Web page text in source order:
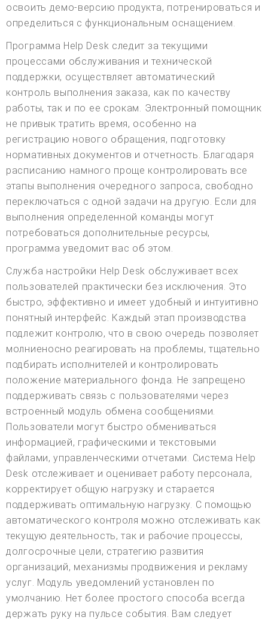
освоить демо-версию продукта, потренироваться и
определиться с функциональным оснащением.
Программа Help Desk следит за текущими
процессами обслуживания и технической
поддержки, осуществляет автоматический
контроль выполнения заказа, как по качеству
работы, так и по ее срокам. Электронный помощник
не привык тратить время, особенно на
регистрацию нового обращения, подготовку
нормативных документов и отчетность. Благодаря
расписанию намного проще контролировать все
этапы выполнения очередного запроса, свободно
переключаться с одной задачи на другую. Если для
выполнения определенной команды могут
потребоваться дополнительные ресурсы,
программа уведомит вас об этом.
Служба настройки Help Desk обслуживает всех
пользователей практически без исключения. Это
быстро, эффективно и имеет удобный и интуитивно
понятный интерфейс. Каждый этап производства
подлежит контролю, что в свою очередь позволяет
молниеносно реагировать на проблемы, тщательно
подбирать исполнителей и контролировать
положение материального фонда. Не запрещено
поддерживать связь с пользователями через
встроенный модуль обмена сообщениями.
Пользователи могут быстро обмениваться
информацией, графическими и текстовыми
файлами, управленческими отчетами. Система Help
Desk отслеживает и оценивает работу персонала,
корректирует общую нагрузку и старается
поддерживать оптимальную нагрузку. С помощью
автоматического контроля можно отслеживать как
текущую деятельность, так и рабочие процессы,
долгосрочные цели, стратегию развития
организаций, механизмы продвижения и рекламу
услуг. Модуль уведомлений установлен по
умолчанию. Нет более простого способа всегда
держать руку на пульсе события. Вам следует